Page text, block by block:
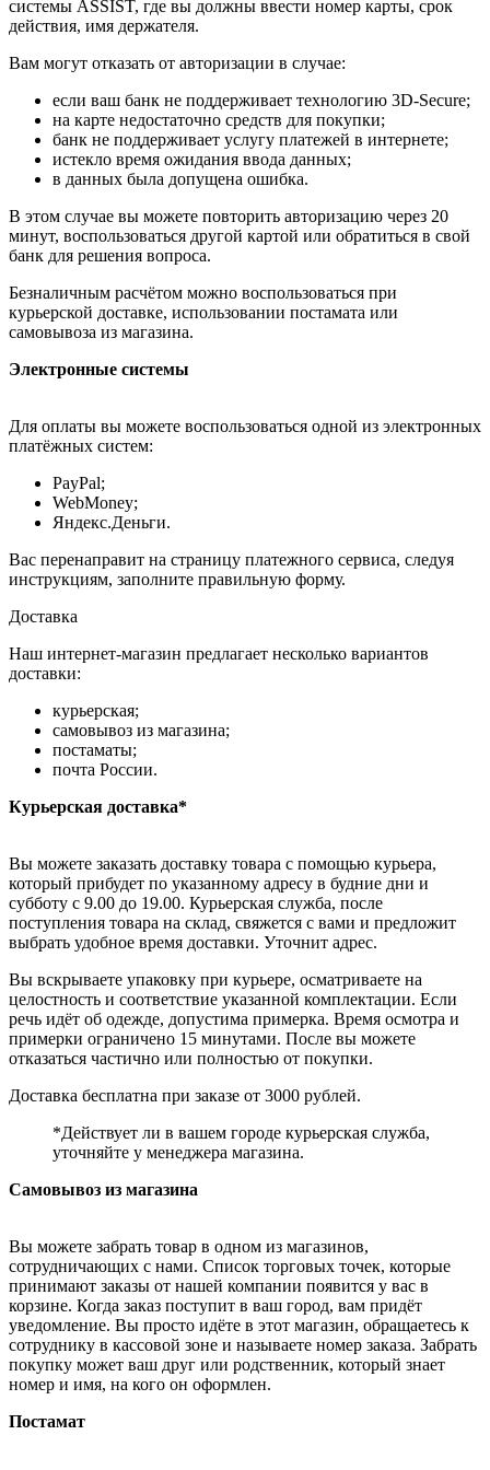
системы ASSIST, где вы должны ввести номер карты, срок
действия, имя держателя.
Вам могут отказать от авторизации в случае:
если ваш банк не поддерживает технологию 3D-Secure;
на карте недостаточно средств для покупки;
банк не поддерживает услугу платежей в интернете;
истекло время ожидания ввода данных;
в данных была допущена ошибка.
В этом случае вы можете повторить авторизацию через 20
минут, воспользоваться другой картой или обратиться в свой
банк для решения вопроса.
Безналичным расчётом можно воспользоваться при
курьерской доставке, использовании постамата или
самовывоза из магазина.
Электронные системы
Для оплаты вы можете воспользоваться одной из электронных
платёжных систем:
PayPal;
WebMoney;
Яндекс.Деньги.
Вас перенаправит на страницу платежного сервиса, следуя
инструкциям, заполните правильную форму.
Доставка
Наш интернет-магазин предлагает несколько вариантов
доставки:
курьерская;
самовывоз из магазина;
постаматы;
почта России.
Курьерская доставка*
Вы можете заказать доставку товара с помощью курьера,
который прибудет по указанному адресу в будние дни и
субботу с 9.00 до 19.00. Курьерская служба, после
поступления товара на склад, свяжется с вами и предложит
выбрать удобное время доставки. Уточнит адрес.
Вы вскрываете упаковку при курьере, осматриваете на
целостность и соответствие указанной комплектации. Если
речь идёт об одежде, допустима примерка. Время осмотра и
примерки ограничено 15 минутами. После вы можете
отказаться частично или полностью от покупки.
Доставка бесплатна при заказе от 3000 рублей.
*Действует ли в вашем городе курьерская служба,
уточняйте у менеджера магазина.
Самовывоз из магазина
Вы можете забрать товар в одном из магазинов,
сотрудничающих с нами. Список торговых точек, которые
принимают заказы от нашей компании появится у вас в
корзине. Когда заказ поступит в ваш город, вам придёт
уведомление. Вы просто идёте в этот магазин, обращаетесь к
сотруднику в кассовой зоне и называете номер заказа. Забрать
покупку может ваш друг или родственник, который знает
номер и имя, на кого он оформлен.
Постамат